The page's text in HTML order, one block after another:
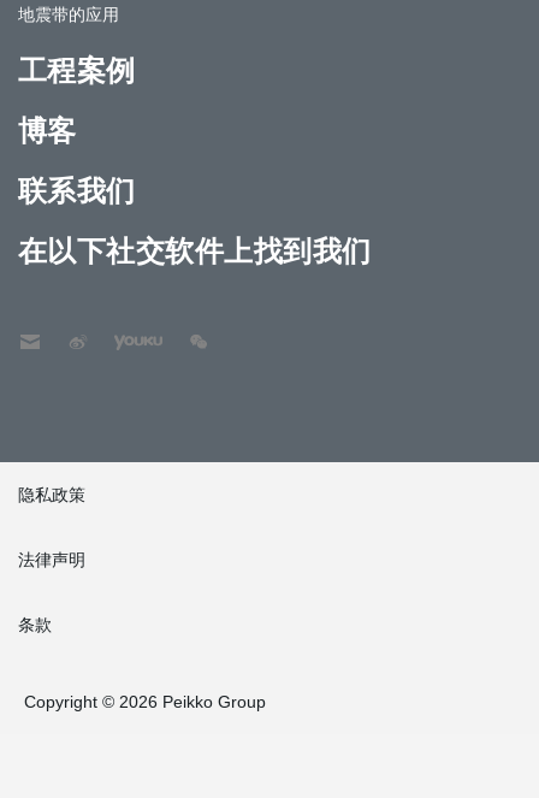
地震带的应用
工程案例
博客
联系我们
在以下社交软件上找到我们
隐私政策
法律声明
条款
Copyright © 2026 Peikko Group